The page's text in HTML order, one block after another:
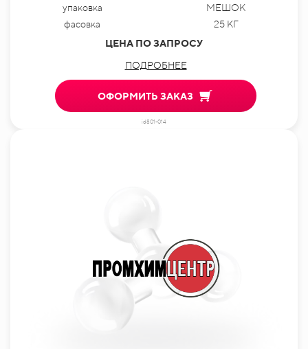
упаковка
МЕШОК
фасовка
25 КГ
ЦЕНА ПО ЗАПРОСУ
ПОДРОБНЕЕ
ОФОРМИТЬ ЗАКАЗ
id801-014